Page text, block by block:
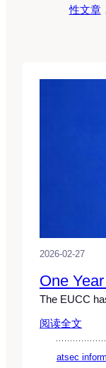
性文章
2026-02-27
One
The EUCC
阅读全文
atsec